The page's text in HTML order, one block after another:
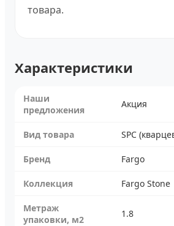
товара.
Характеристики
Наши
предложения
Акция
Вид товара SPC
Бренд Fargo
Коллекция Fargo Stone
Метраж
упаковки, м2
1.8